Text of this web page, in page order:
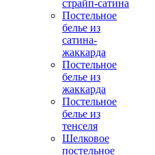
страйп-сатина
Постельное
белье из
сатина-
жаккарда
Постельное
белье из
жаккарда
Постельное
белье из
тенселя
Шелковое
постельное